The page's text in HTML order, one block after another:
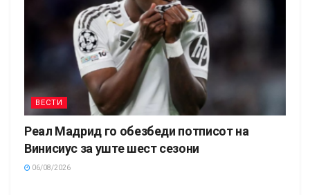
ВЕСТИ
Реал Мадрид го обезбеди потписот на
Винисиус за уште шест сезони
06/08/2026